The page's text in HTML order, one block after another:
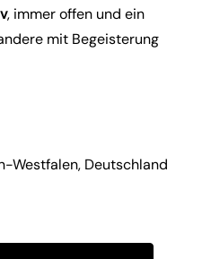
, immer offen und ein
mit Begeisterung
Westfalen, Deutschland